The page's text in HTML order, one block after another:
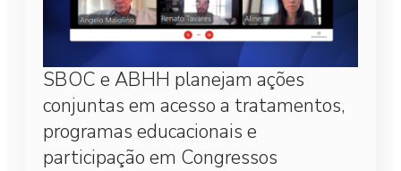
SBOC e ABHH planejam ações
conjuntas em acesso a tratamentos,
programas educacionais e
participação em Congressos